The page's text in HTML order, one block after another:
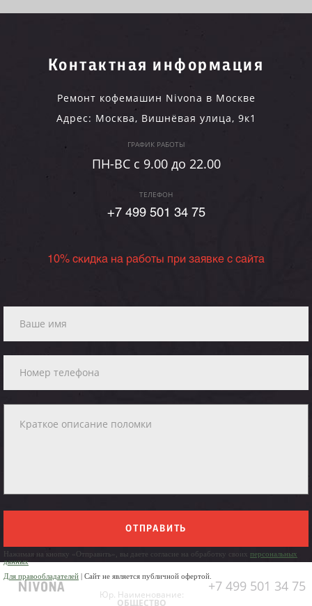
Контактная информация
Ремонт кофемашин Nivona в Москве
Адрес: Москва, Вишнёвая улица, 9к1
ГРАФИК РАБОТЫ
ПН-ВC c 9.00 до 22.00
ТЕЛЕФОН
+7 499 501 34 75
10% скидка на работы при заявке с сайта
ОТПРАВИТЬ
Нажимая на кнопку «Отправить», вы даете согласие на обработку своих персональных
данных
Для правообладателей | Сайт не является публичной офертой.
+7 499 501 34 75
Юр. Наименование:
ОБЩЕСТВО